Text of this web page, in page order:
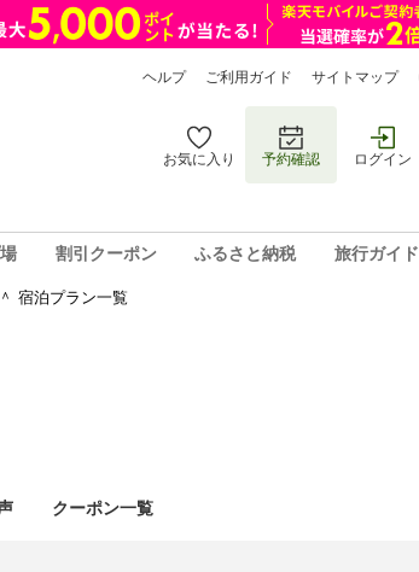
ヘルプ ご利用ガイド サイトマップ
お気に入り 予約確認 ログイン
割引クーポン ふるさと納税 旅行ガイド
宿泊プラン一覧
クーポン一覧